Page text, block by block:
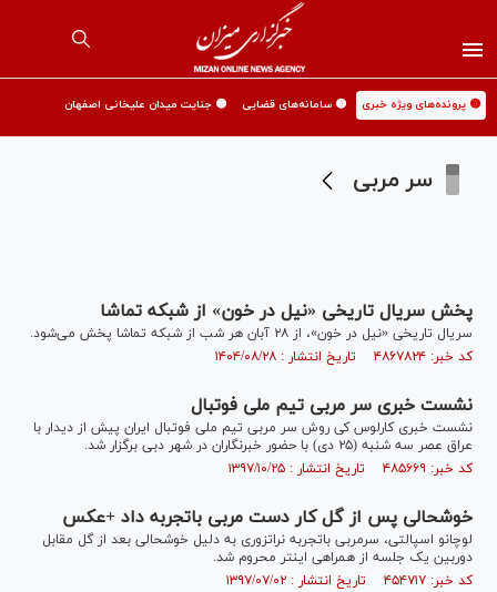
🟡 پرونده‌های ویژه خبری 🟡 سامانه‌های قضایی 🟡 جنایت میدان علیخانی اصفهان
سر مربی
پخش سریال تاریخی «نیل در خون» از شبکه تماشا
سریال تاریخی «نیل در خون»، از ۲۸ آبان هر شب از شبکه تماشا پخش می‌شود.
کد خبر: ۴۸۶۷۸۲۴ تاریخ انتشار : ۱۴۰۴/۰۸/۲۸
نشست خبری سر مربی تیم ملی فوتبال
نشست خبری کارلوس کی روش سر مربی تیم ملی فوتبال ایران پیش از دیدار با
عراق عصر سه شنبه (۲۵ دی) با حضور خبرنگاران در شهر دبی برگزار شد.
کد خبر: ۴۸۵۶۶۹ تاریخ انتشار : ۱۳۹۷/۱۰/۲۵
خوشحالی پس از گل کار دست مربی باتجربه داد +عکس
لوچانو اسپالتی، سرمربی باتجربه نراتزوری به دلیل خوشحالی بعد از گل مقابل
دوربین یک جلسه از همراهی اینتر محروم شد.
کد خبر: ۴۵۴۷۱۷ تاریخ انتشار : ۱۳۹۷/۰۷/۰۲